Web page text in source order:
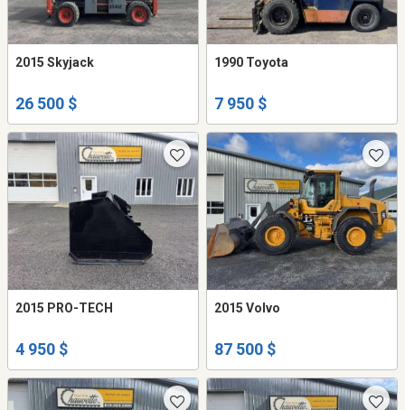
2015 Skyjack
26 500 $
1990 Toyota
7 950 $
2015 PRO-TECH
4 950 $
2015 Volvo
87 500 $